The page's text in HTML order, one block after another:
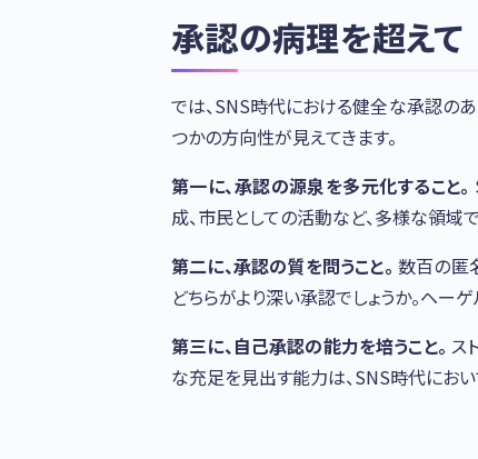
承認の病理を超えて
では、SNS時代における健全な承認のあ
つかの方向性が見えてきます。
第一に、承認の源泉を多元化すること。
成、市民としての活動など、多様な領
第二に、承認の質を問うこと。 数百の匿
どちらがより深い承認でしょうか。ヘー
第三に、自己承認の能力を培うこと。 ス
な充足を見出す能力は、SNS時代にお